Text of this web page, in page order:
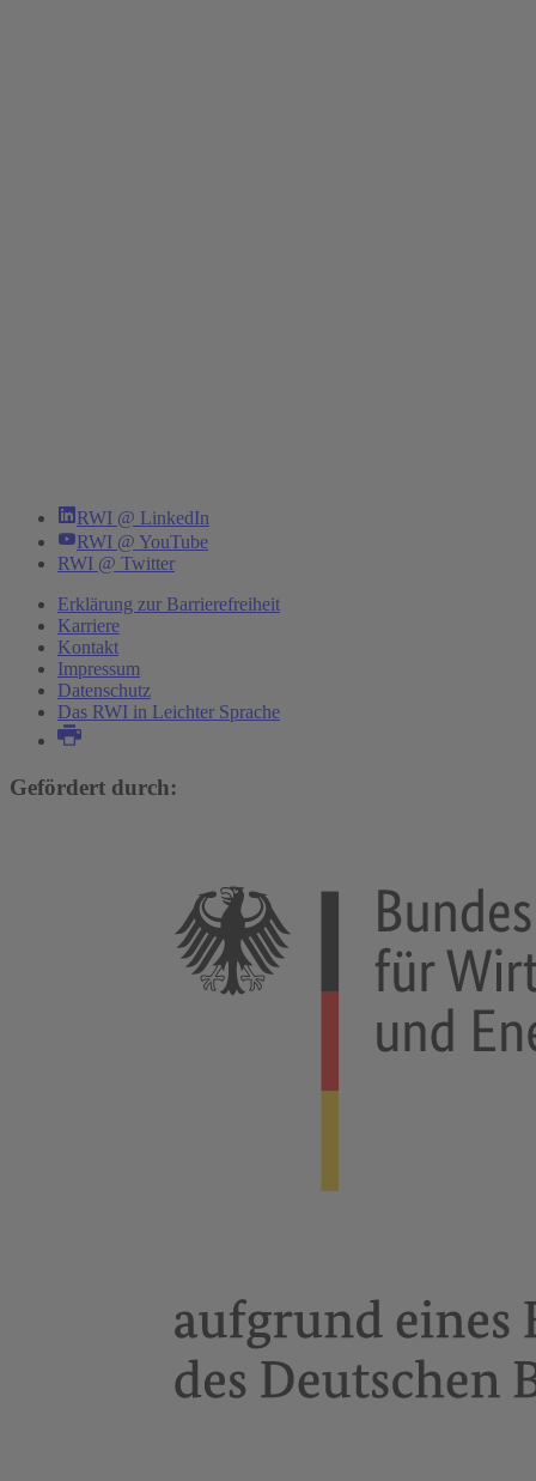
RWI @ LinkedIn
RWI @ YouTube
RWI @ Twitter
Erklärung zur Barrierefreiheit
Karriere
Kontakt
Impressum
Datenschutz
Das RWI in Leichter Sprache
Gefördert durch: